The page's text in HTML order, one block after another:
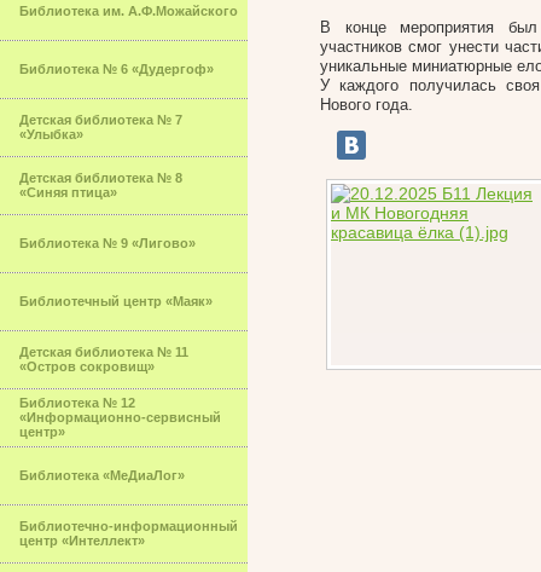
Библиотека им. А.Ф.Можайского
Библиотека № 6 «Дудергоф»
Детская библиотека № 7
«Улыбка»
Детская библиотека № 8
«Синяя птица»
Библиотека № 9 «Лигово»
Библиотечный центр «Маяк»
Детская библиотека № 11
«Остров сокровищ»
Библиотека № 12
«Информационно-сервисный
центр»
Библиотека «МеДиаЛог»
Библиотечно-информационный
центр «Интеллект»
В конце мероприятия
участников смог унести
уникальные миниатюрные
У каждого получилась
Нового года.